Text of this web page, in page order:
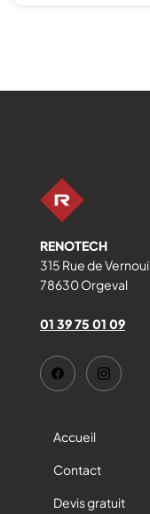
RENOTECH
315 Rue de
78630 Orgeval
01 39 75 01 09
Accueil
Contact
Devis gratuit